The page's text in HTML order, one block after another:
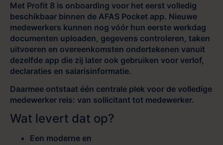
Met Profit 8 is onboarding voor het eerst volledig
beschikbaar binnen de AFAS Pocket app. Nieuwe
medewerkers kunnen nog vóór hun eerste werkdag
documenten uploaden, gegevens controleren, taken
uitvoeren en overeenkomsten ondertekenen vanuit
dezelfde app die zij later ook gebruiken voor verlof,
declaraties en salarisinformatie.
Daarmee ontstaat één centrale plek voor de volledige
medewerker reis: van sollicitant tot medewerker.
Wat levert dat op?
Een moderne en